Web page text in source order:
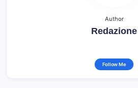
Author
Redazione
Follow Me